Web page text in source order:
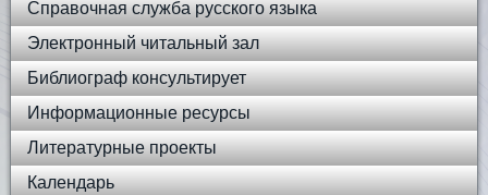
Справочная служба русского языка
Электронный читальный зал
Библиограф консультирует
Информационные ресурсы
Литературные проекты
Календарь